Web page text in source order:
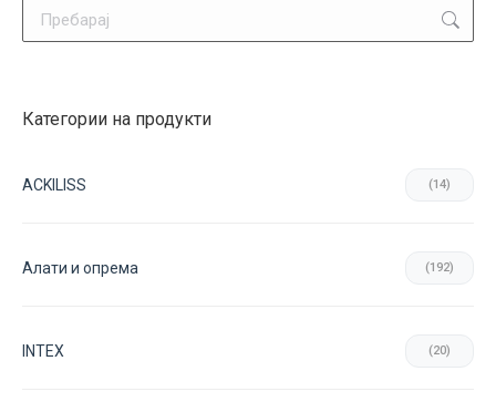
Категории на продукти
ACKILISS (14)
Aлати и опрема (192)
INTEX (20)